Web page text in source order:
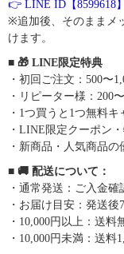
👉 LINE ID【8599618】
※追加後、そのままメ
けます。
■ 🎁 LINE限定特典
・初回ご注文：500〜
・リピーター様：200
・1つ買うと1つ無料キ
・LINE限定クーポン
・新商品・人気商品の
■ 🚚 配送について：
・通常発送：ご入金確
・お届け目安：発送後
・10,000円以上：送料
・10,000円未満：送料